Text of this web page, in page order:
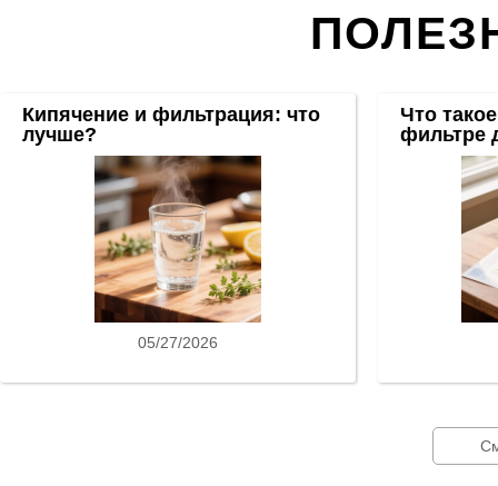
Кипячение и фильтрация: что
лучше?
05/27/2026
Что
фильтре